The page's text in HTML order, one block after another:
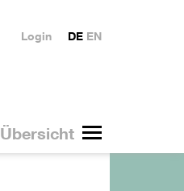
Übersicht
DE EN
Login